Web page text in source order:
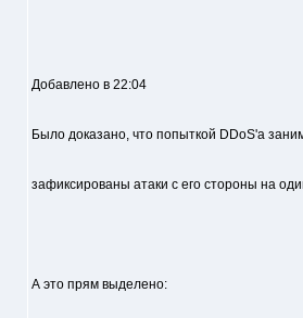
Добавлено в 22:04
Было доказано, что попыткой DDoS'а
зафиксированы атаки с его стороны на
А это прям выделено: